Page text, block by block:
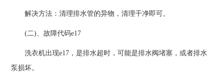
解决方法：清理排水管的异物，清理干净即可。
(二)、故障代码e17
洗衣机出现e17，是排水超时，可能是排水阀堵塞，或者排水
泵损坏。